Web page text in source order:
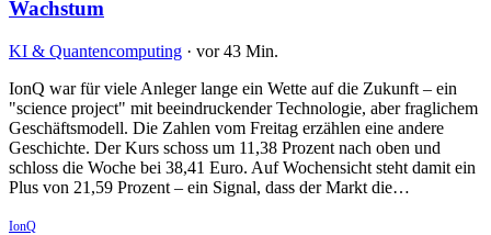
Wachstum
KI & Quantencomputing · vor 43 Min.
IonQ war für viele Anleger lange ein Wette auf die Zukunft – ein
"science project" mit beeindruckender Technologie, aber fraglichem
Geschäftsmodell. Die Zahlen vom Freitag erzählen eine andere
Geschichte. Der Kurs schoss um 11,38 Prozent nach oben und
schloss die Woche bei 38,41 Euro. Auf Wochensicht steht damit ein
Plus von 21,59 Prozent – ein Signal, dass der Markt die…
IonQ